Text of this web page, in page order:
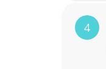
4